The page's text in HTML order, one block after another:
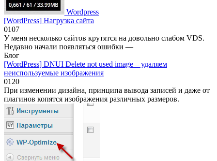
Wordpress
[WordPress] Нагрузка сайта
0107
У меня несколько сайтов крутятся на довольно слабом VDS.
Недавно начали появляться ошибки —
Блог
[WordPress] DNUI Delete not used image – удаляем
неиспользуемые изображения
0120
При изменении дизайна, принципа вывода записей и даже от
плагинов копятся изображения различных размеров.